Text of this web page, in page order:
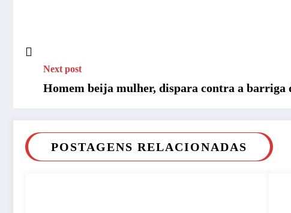
Next post
Homem beija mulher, dispara contra a barriga
POSTAGENS RELACIONADAS